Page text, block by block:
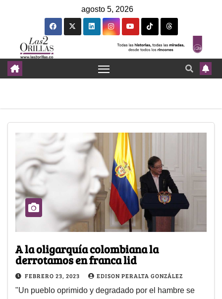
agosto 5, 2026
A la oligarquía colombiana la
derrotamos en franca lid
FEBRERO 23, 2023 EDISON PERALTA GONZÁLEZ
"Un pueblo oprimido y degradado por el hambre se